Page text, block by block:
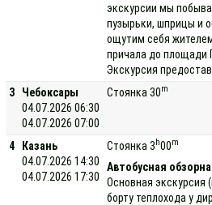
экскурсии мы
пузырьки, шприцы и
ощутим себя
причала до площади
Экскурсия
3
Чебоксары
04.07.2026 06:30
04.07.2026 07:00
Стоянка 30m
4
Казань
04.07.2026 14:30
04.07.2026 17:30
Стоянка 3 h00m
Автобусная
Основная экскурсия
борту теплохода у